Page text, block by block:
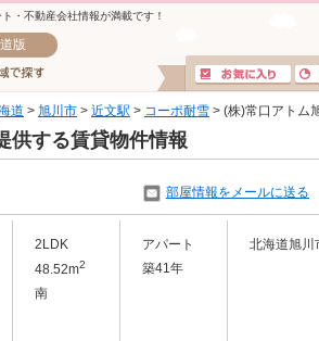
・不動産会社情報が満載です！
版
道 > 旭川市 > 近文駅 > コーポ耐雪 > (株)常口アトム
供する賃貸物件情報
部屋情報をメールに送る
2LDK
48.52m2
南
アパート
築41年
北海道旭川